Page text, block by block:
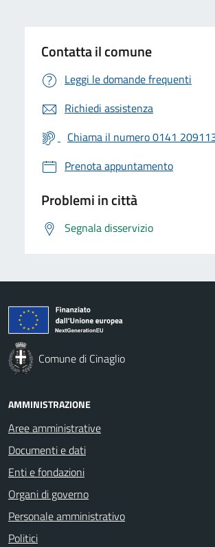
Contatta il comune
Leggi le domande frequenti
Richiedi assistenza
Chiama il numero 0141
Prenota appuntamento
Problemi in città
Segnala disservizio
Comune di Cinaglio
AMMINISTRAZIONE
Aree amministrative
Documenti e dati
Enti e fondazioni
Organi di governo
Personale amministrativo
Politici